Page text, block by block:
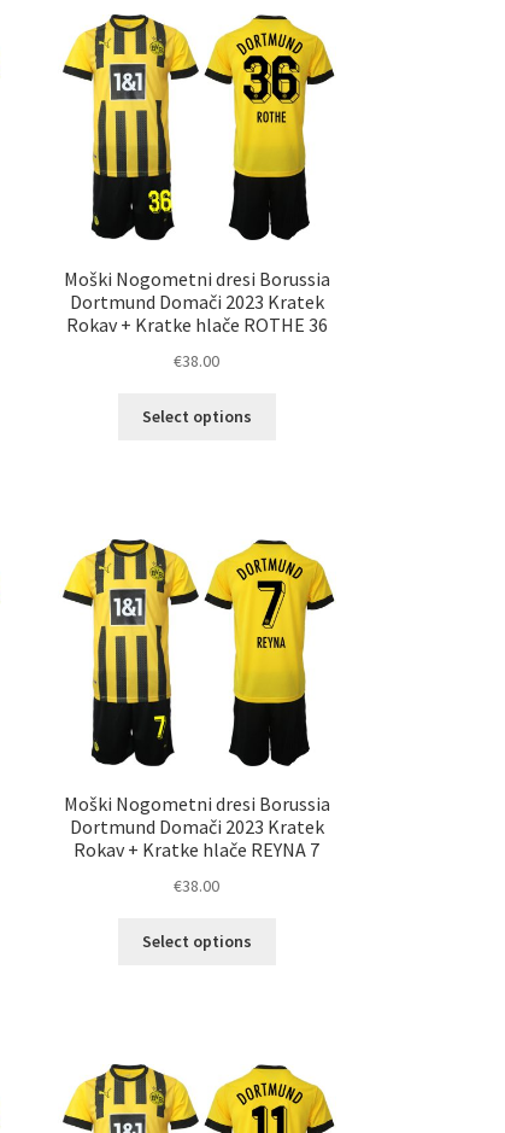
Možnosti
lahko
izberete
na
strani
izdelka
Moški Nogometni dresi Borussia
Dortmund Domači 2023 Kratek
Rokav + Kratke hlače ROTHE 36
€38.00
Select options
Možnosti
lahko
izberete
na
strani
izdelka
Moški Nogometni dresi Borussia
Dortmund Domači 2023 Kratek
Rokav + Kratke hlače REYNA 7
€38.00
Select options
Možnosti
lahko
izberete